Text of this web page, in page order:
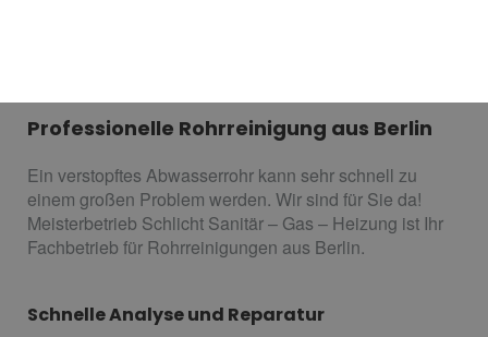
Professionelle Rohrreinigung aus Berlin
Ein verstopftes Abwasserrohr kann sehr schnell zu
einem großen Problem werden. Wir sind für Sie da!
Meisterbetrieb Schlicht Sanitär – Gas – Heizung ist Ihr
Fachbetrieb für Rohrreinigungen aus Berlin.
Schnelle Analyse und Reparatur